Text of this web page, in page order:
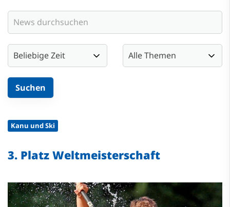
Kanu und Ski
3. Platz Weltmeisterschaft